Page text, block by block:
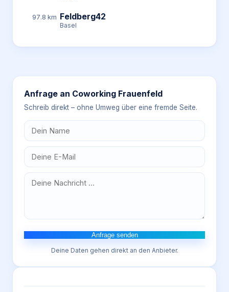
97.8 km Feldberg42
Basel
Anfrage an Coworking Frauenfeld
Schreib direkt – ohne Umweg über eine fremde Seite.
Anfrage senden
Deine Daten gehen direkt an den Anbieter.